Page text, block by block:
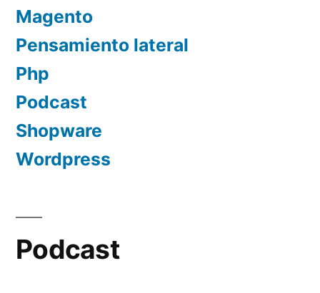
Magento
Pensamiento lateral
Php
Podcast
Shopware
Wordpress
Podcast